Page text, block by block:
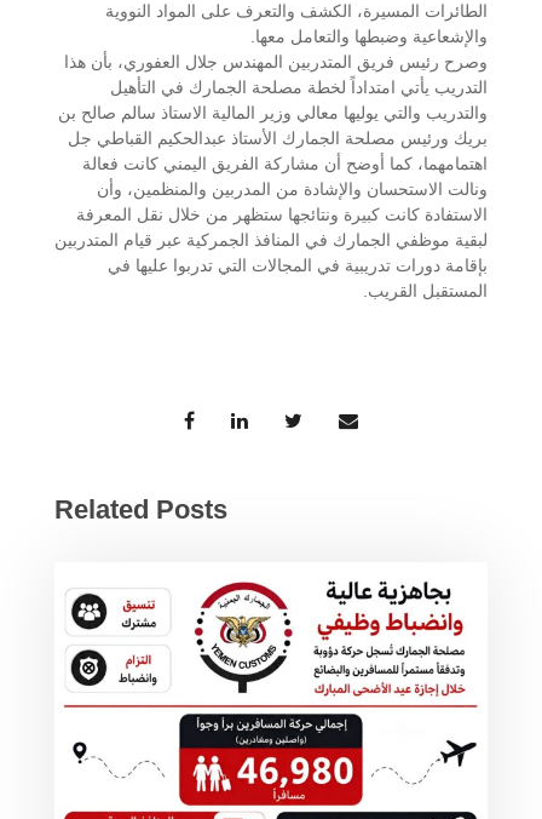
الطائرات المسيرة، الكشف والتعرف على المواد النووية
والإشعاعية وضبطها والتعامل معها.
وصرح رئيس فريق المتدربين المهندس جلال العفوري، بأن هذا
التدريب يأتي امتداداً لخطة مصلحة الجمارك في التأهيل
والتدريب والتي يوليها معالي وزير المالية الاستاذ سالم صالح بن
بريك ورئيس مصلحة الجمارك الأستاذ عبدالحكيم القباطي جل
اهتمامهما، كما أوضح أن مشاركة الفريق اليمني كانت فعالة
ونالت الاستحسان والإشادة من المدربين والمنظمين، وأن
الاستفادة كانت كبيرة ونتائجها ستظهر من خلال نقل المعرفة
لبقية موظفي الجمارك في المنافذ الجمركية عبر قيام المتدربين
بإقامة دورات تدريبية في المجالات التي تدربوا عليها في
المستقبل القريب.
Related Posts